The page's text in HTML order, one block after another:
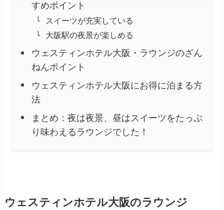
すめポイント
スイーツが充実している
大阪駅の夜景が楽しめる
ウェスティンホテル大阪・ラウンジのざん
ねんポイント
ウェスティンホテル大阪にお得に泊まる方
法
まとめ：夜は夜景、昼はスイーツをたっぷ
り味わえるラウンジでした！
ウェスティンホテル大阪のラウンジ